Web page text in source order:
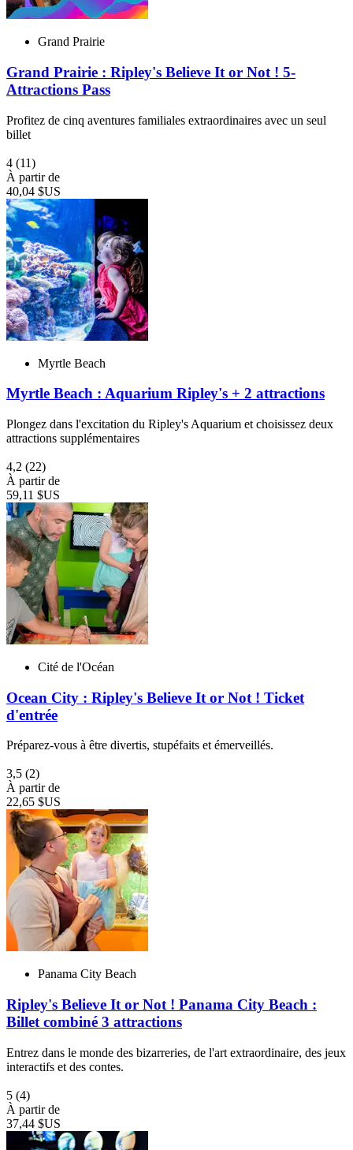
Grand Prairie
Grand Prairie : Ripley's Believe It or Not ! 5-
Attractions Pass
Profitez de cinq aventures familiales extraordinaires avec un seul
billet
4 (11)
À partir de
40,04 $US
Myrtle Beach
Myrtle Beach : Aquarium Ripley's + 2 attractions
Plongez dans l'excitation du Ripley's Aquarium et choisissez deux
attractions supplémentaires
4,2 (22)
À partir de
59,11 $US
Cité de l'Océan
Ocean City : Ripley's Believe It or Not ! Ticket
d'entrée
Préparez-vous à être divertis, stupéfaits et émerveillés.
3,5 (2)
À partir de
22,65 $US
Panama City Beach
Ripley's Believe It or Not ! Panama City Beach :
Billet combiné 3 attractions
Entrez dans le monde des bizarreries, de l'art extraordinaire, des jeux
interactifs et des contes.
5 (4)
À partir de
37,44 $US